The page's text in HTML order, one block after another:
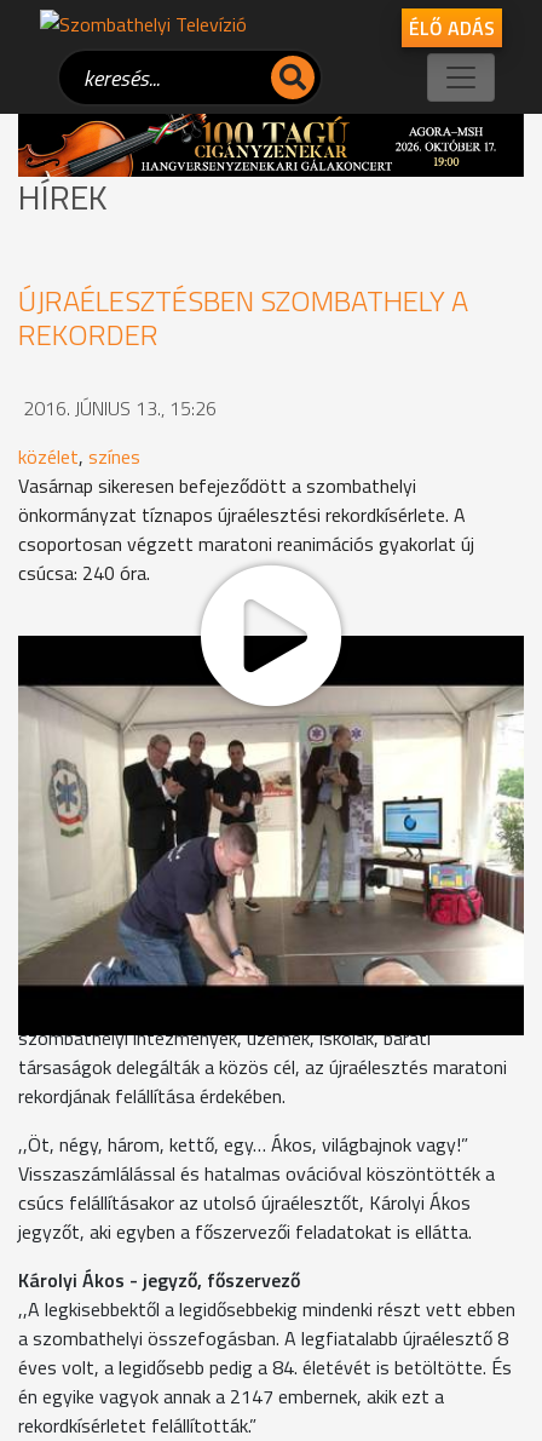
ÉLŐ ADÁS
HÍREK
ÚJRAÉLESZTÉSBEN SZOMBATHELY A
REKORDER
2016. JÚNIUS 13., 15:26
közélet, színes
Vasárnap sikeresen befejeződött a szombathelyi
önkormányzat tíznapos újraélesztési rekordkísérlete. A
csoportosan végzett maratoni reanimációs gyakorlat új
csúcsa: 240 óra.
,,Kettőt fújunk be és harmincat nyomjuk a mellkast és ezt
ütemesen váltogatjuk” - Kiss Domonkos, a Magyar
Újraélesztési Társaság alelnöke ismertette a reanimációs
gyakorlat legfontosabb lépéseit. A tíznapos rekordkísérletben
mások mellett a mentőszolgálat munkatársai is aktívan
segédkeztek.
Horváth Balázs - mentőtiszt
,,Mi, az Országos Mentőszolgálat szombathelyi
mentőállomása részéről nagyjából 14 oktatóval vettünk részt
a nap 24 órájában ezen a neves rekordon. Ami azt jelenti,
hogy négy fő mindig aktívan kint volt, váltva egymást."
szombathelyi intézmények, üzemek, iskolák, baráti
társaságok delegálták a közös cél, az újraélesztés maratoni
rekordjának felállítása érdekében.
,,Öt, négy, három, kettő, egy… Ákos, világbajnok vagy!”
Visszaszámlálással és hatalmas ovációval köszöntötték a
csúcs felállításakor az utolsó újraélesztőt, Károlyi Ákos
jegyzőt, aki egyben a főszervezői feladatokat is ellátta.
Károlyi Ákos - jegyző, főszervező
,,A legkisebbektől a legidősebbekig mindenki részt vett ebben
a szombathelyi összefogásban. A legfiatalabb újraélesztő 8
éves volt, a legidősebb pedig a 84. életévét is betöltötte. És
én egyike vagyok annak a 2147 embernek, akik ezt a
rekordkísérletet felállították.”